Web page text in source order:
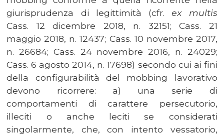
giurisprudenza di legittimità (cfr.ex multis
Cass. 12 dicembre 2018, n. 32151; Cass. 21
maggio 2018, n. 12437; Cass. 10 novembre 2017,
n. 26684; Cass. 24 novembre 2016, n. 24029;
Cass. 6 agosto 2014, n. 17698) secondo cui ai fini
della configurabilità del mobbing lavorativo
devono ricorrere: a) una serie di
comportamenti di carattere persecutorio,
illeciti o anche leciti se considerati
singolarmente, che, con intento vessatorio,